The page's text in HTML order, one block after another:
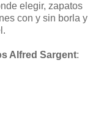
elegir, zapatos
con y sin borla y
Alfred Sargent: